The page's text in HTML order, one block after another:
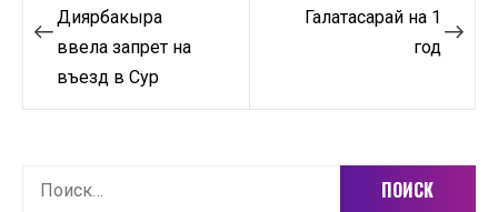
по
записям
Диярбакыра
ввела запрет на
въезд в Сур
Галатасарай на 1
год
Найти: